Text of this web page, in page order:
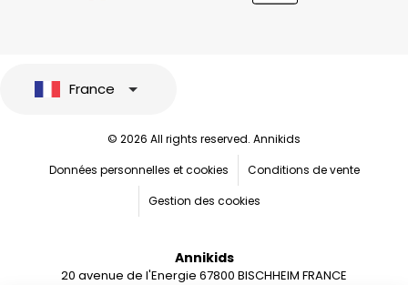
France
© 2026 All rights reserved. Annikids
Données personnelles et cookies
Conditions de vente
Gestion des cookies
Annikids
20 avenue de l'Energie 67800 BISCHHEIM FRANCE